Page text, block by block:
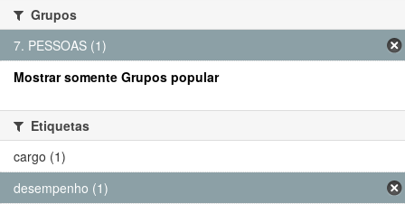
Grupos
7. PESSOAS (1)
Mostrar somente Grupos popular
Etiquetas
cargo (1)
desempenho (1)